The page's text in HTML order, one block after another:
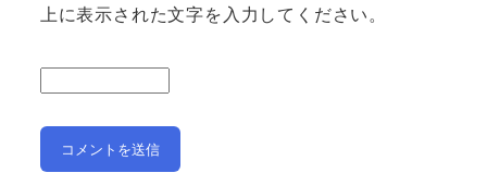
上に表示された文字を入力してください。